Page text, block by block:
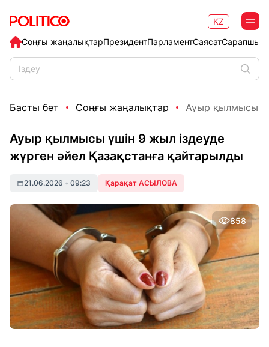
Соңғы жаңалықтарПрезидентПарламентСаясат
KZ
Басты бет Соңғы жаңалықтар Ауыр қылмысы
Ауыр қылмысы үшін 9 жыл іздеуде
жүрген әйел Қазақстанға қайтарылды
21.06.2026 • 09:23 Қарақат АСЫЛОВА
858